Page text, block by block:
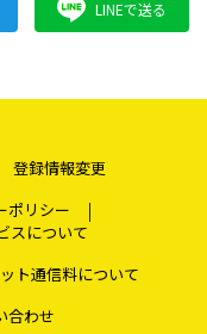
LINEで送る
登録情報変更
ポリシー
スについて
ト通信料について
合わせ